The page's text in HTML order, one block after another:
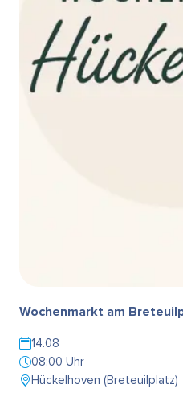
Wochenmarkt am
14.08
08:00 Uhr
Hückelhoven (Breteuilplatz)